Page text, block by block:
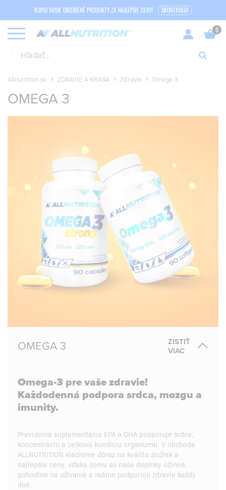
KUPUJ SVOJE OBĽÚBENÉ PRODUKTY ZA NAJLEPŠIE CENY! SKONTROLUJ
Allnutrition.sk ZDRAVIE A KRÁSA Zdravie Omega 3
OMEGA 3
OMEGA 3
ZISTIŤ
VIAC
Omega-3 pre vaše zdravie!
Každodenná podpora srdca, mozgu a
imunity.
Pravidelná suplementácia EPA a DHA podporuje srdce,
koncentráciu a celkovú kondíciu organizmu. V obchode
ALLNUTRITION kladieme dôraz na kvalitu zložiek a
najlepšie ceny, vďaka čomu sú naše doplnky účinné,
pohodlné na užívanie a reálne podporujú zdravie každý
deň.